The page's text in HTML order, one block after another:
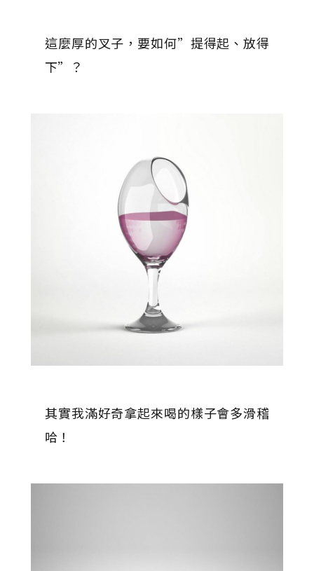
這麼厚的叉子，要如何”提得起、放得
下”？
其實我滿好奇拿起來喝的樣子會多滑稽
哈！